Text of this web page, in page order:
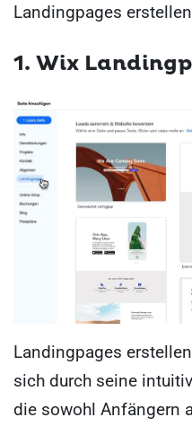
Landingpages
1. Wix
Landingpages
sich durch seine
die sowohl Anfängern